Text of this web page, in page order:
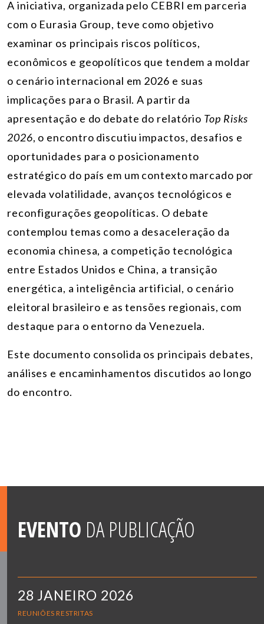
A iniciativa, organizada pelo CEBRI em parceria
com o Eurasia Group, teve como objetivo
examinar os principais riscos políticos,
econômicos e geopolíticos que tendem a moldar
o cenário internacional em 2026 e suas
implicações para o Brasil. A partir da
apresentação e do debate do relatório Top Risks
2026, o encontro discutiu impactos, desafios e
oportunidades para o posicionamento
estratégico do país em um contexto marcado por
elevada volatilidade, avanços tecnológicos e
reconfigurações geopolíticas. O debate
contemplou temas como a desaceleração da
economia chinesa, a competição tecnológica
entre Estados Unidos e China, a transição
energética, a inteligência artificial, o cenário
eleitoral brasileiro e as tensões regionais, com
destaque para o entorno da Venezuela.
Este documento consolida os principais debates,
análises e encaminhamentos discutidos ao longo
do encontro.
EVENTO DA PUBLICAÇÃO
28 JANEIRO 2026
REUNIÕES RESTRITAS